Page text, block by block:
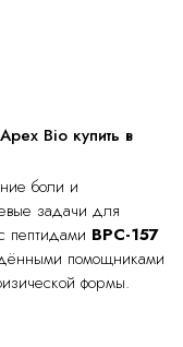
Bio купить в
боли и
задачи для
пептидами BPC-157
помощниками
формы.